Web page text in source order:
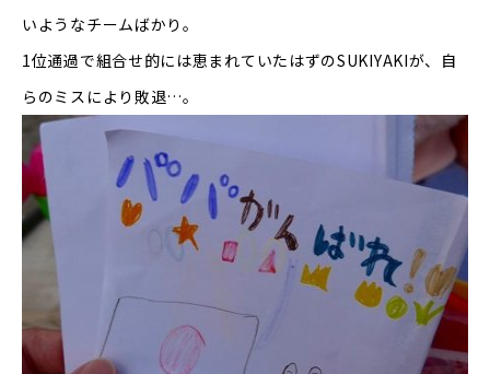
いようなチームばかり。
1位通過で組合せ的には恵まれていたはずのSUKIYAKIが、自
らのミスにより敗退…。